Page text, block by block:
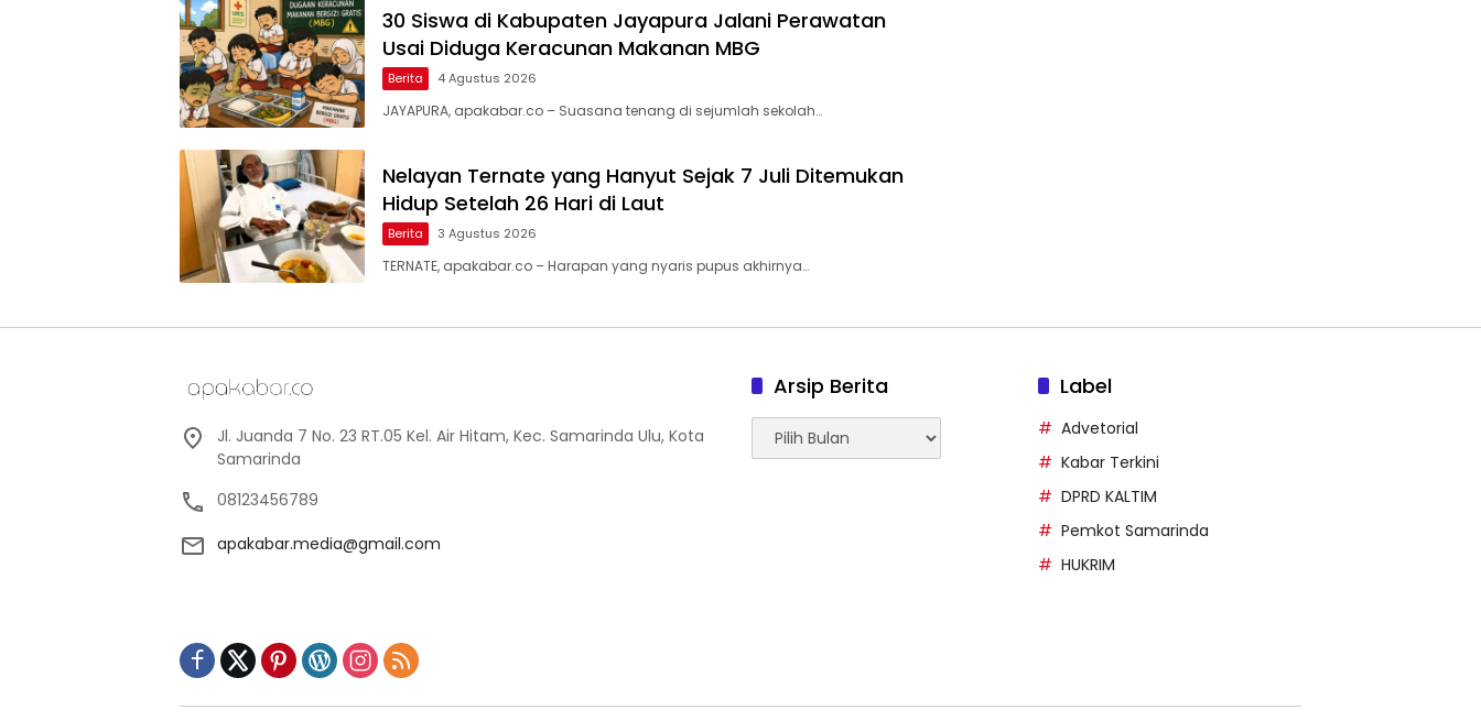
30 Siswa di Kabupaten Jayapura Jalani Perawatan
Usai Diduga Keracunan Makanan MBG
Berita 4 Agustus 2026
JAYAPURA, apakabar.co – Suasana tenang di sejumlah sekolah…
Nelayan Ternate yang Hanyut Sejak 7 Juli Ditemukan
Hidup Setelah 26 Hari di Laut
Berita 3 Agustus 2026
TERNATE, apakabar.co – Harapan yang nyaris pupus akhirnya…
Jl. Juanda 7 No. 23 RT.05 Kel. Air Hitam, Kec. Samarinda Ulu, Kota
Samarinda
08123456789
apakabar.media@gmail.com
Arsip Berita
Arsip
Berita
Label
Advetorial
Kabar Terkini
DPRD KALTIM
Pemkot Samarinda
HUKRIM